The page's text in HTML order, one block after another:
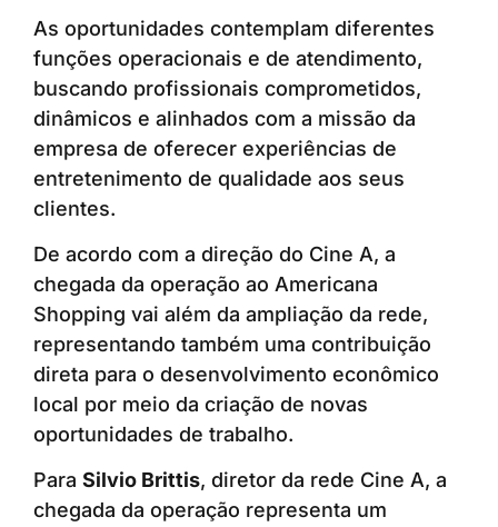
As oportunidades contemplam diferentes
funções operacionais e de atendimento,
buscando profissionais comprometidos,
dinâmicos e alinhados com a missão da
empresa de oferecer experiências de
entretenimento de qualidade aos seus
clientes.
De acordo com a direção do Cine A, a
chegada da operação ao Americana
Shopping vai além da ampliação da rede,
representando também uma contribuição
direta para o desenvolvimento econômico
local por meio da criação de novas
oportunidades de trabalho.
Para Silvio Brittis, diretor da rede Cine A, a
chegada da operação representa um